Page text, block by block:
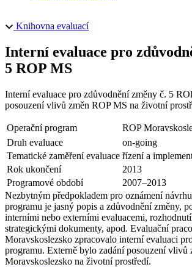
Knihovna evaluací
Interní evaluace pro
5 ROP MS
Interní evaluace pro zdůvodnění změny č. 5
posouzení vlivů změn ROP MS na životní
Operační program
ROP
Druh evaluace
on-going
Tematické zaměření evaluace řízení a
Rok ukončení
2013
Programové období
2007–2013
Nezbytným předpokladem pro oznámení
programu je jasný popis a zdůvodnění změny,
interními nebo externími evaluacemi,
strategickými dokumenty, apod. Evaluační
Moravskoslezsko zpracovalo interní evaluaci
programu. Externě bylo zadání posouzení vlivů
Moravskoslezsko na životní prostředí.